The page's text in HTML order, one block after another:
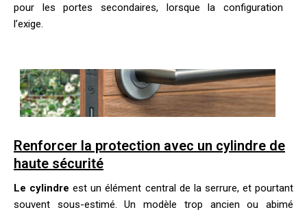
pour les portes secondaires, lorsque la configuration
l’exige.
Renforcer la protection avec un cylindre de
haute sécurité
Le cylindre est un élément central de la serrure, et pourtant
souvent sous-estimé. Un modèle trop ancien ou abimé